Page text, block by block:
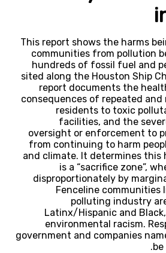
This report shows the harms
communities from pollution
hundreds of fossil fuel and
sited along the Houston Ship
report documents the
consequences of repeated and
residents to toxic
facilities, and the
oversight or enforcement to
from continuing to harm
and climate. It determines this
is a “sacrifice zone”,
disproportionately by
Fenceline communities
polluting industry
Latinx/Hispanic and
environmental racism.
government and companies